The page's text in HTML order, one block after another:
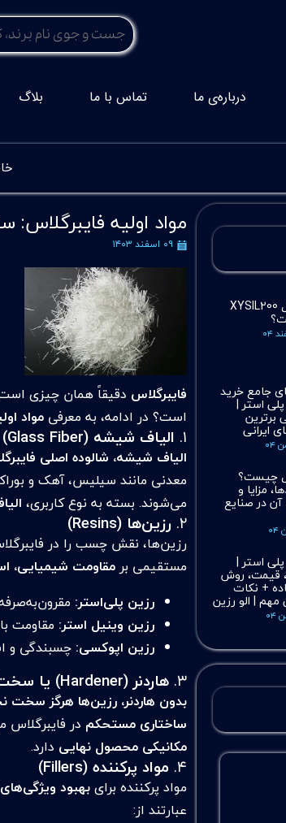
درباره‌ی ما تماس با ما بلاگ
مواد اولیه
۰۹ اسفند ۱۴۰۳
فایبرگلاس دقیقاً همان چیزی است
است؟ در ادامه، به معرفیمواد
۱. الیاف شیشه (Glass Fiber)
الیاف شیشه، شالوده اصلی
معدنی مانند سیلیس، آهک و
می‌شوند. بسته به نوع کاربری،
۲. رزین‌ها (Resins)
رزین‌ها، نقش چسب را در
مستقیمی برمقاومت شیمیایی،
رزین پلی‌استر:
رزین وینیل استر: مقاومت
رزین اپوکسی: چسبندگی و
۳. هاردنر (Hardener) یا سخت‌کننده‌ها
بدون هاردنر، رزین‌ها هرگز سخت
ساختاری مستحکم در
مکانیکی محصول نهایی دارد.
۴. مواد پرکننده (Fillers)
مواد پرکننده برایبهبود
عبارتند از:
اروزیل XYSIL200
جامع خرید
استر |
برترین
ایرانی
چیست؟
مزایا و
در صنایع
استر |
قیمت، روش
+ نکات
مهم | الو رزین